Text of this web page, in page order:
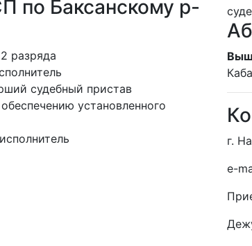
по Баксанскому р-
разряда
судебный пристав
установленного
г.
e-